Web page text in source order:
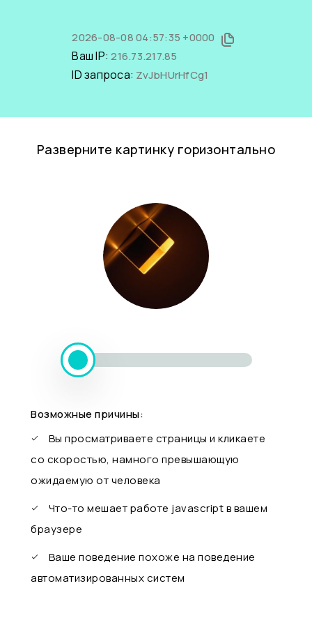
2026-08-08 04:57:35 +0000
Ваш IP:216.73.217.85
ID запроса: ZvJbHUrHfCg1
Разверните картинку горизонтально
Возможные причины:
Вы просматриваете страницы и кликаете
со скоростью, намного превышающую
ожидаемую от человека
Что-то мешает работе javascript в вашем
браузере
Ваше поведение похоже на поведение
автоматизированных систем